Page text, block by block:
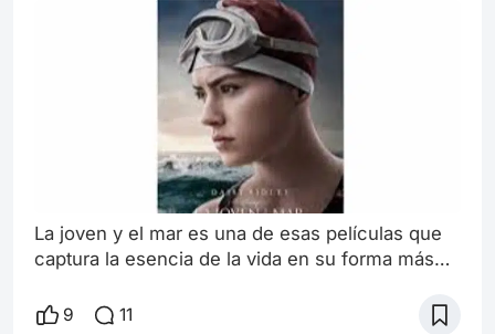
La joven y el mar es una de esas películas que
captura la esencia de la vida en su forma más
profunda que te invita a la reflexión. Dirigida por
9 11